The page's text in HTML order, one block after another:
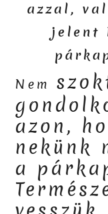
azzal,
jelent
Nem
azon,
nekünk
a